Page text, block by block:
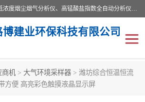
青岛路博环保公司主营：低浓度烟尘烟气分析仪、高锰酸盐指数全自动分析仪、便携式超声波明渠流量计、便携式水质采样器、恒温恒湿称重系统、手持式油烟检测仪等;是一家集环保科研、设计、生产、维护、销售和系统集成为一体的综合性高科技企业。路博人秉承"科学技术是第一生产力的重要理念，倡导环境友好型的生产、生活和消费方式。
博建业环保科技有限公司
商机 > 大气环境采样器 > 潍坊综合恒温恒流
方便 高亮彩色触摸液晶显示屏
气体检测仪